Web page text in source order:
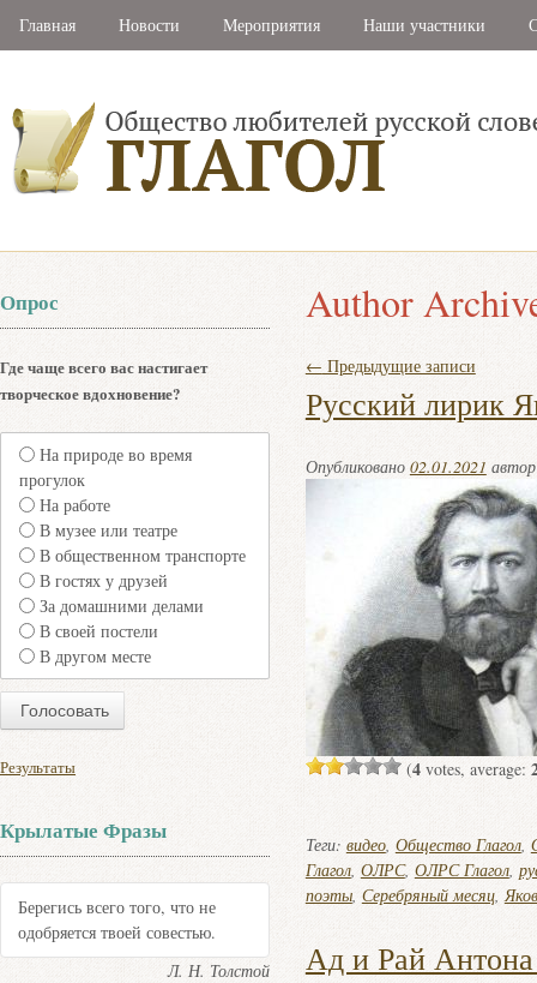
Главная Новости Мероприятия Наши участники
Author
← Предыдущие записи
Русский лирик
Опубликовано 02.01.2021
(4votes, average:
Теги: видео, Общество Глагол,
Глагол, ОЛРС, ОЛРС Глагол,
поэты, Серебряный месяц,
Ад и Рай
Опрос
Где чаще всего вас настигает
творческое вдохновение?
На природе во время
прогулок
На работе
В музее или театре
В общественном транспорте
В гостях у друзей
За домашними делами
В своей постели
В другом месте
Результаты
Крылатые Фразы
Берегись всего того, что не
одобряется твоей совестью.
Л. Н. Толстой